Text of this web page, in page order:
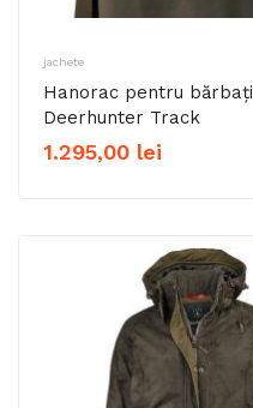
jachete
Hanorac pentru bărbați
Deerhunter Track
1.295,00 lei